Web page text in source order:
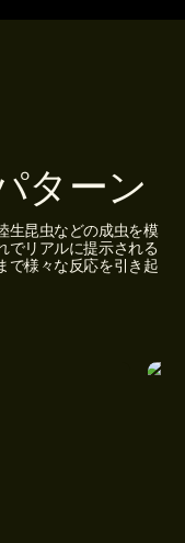
ターン
生昆虫などの成虫を模
でリアルに提示される
で様々な反応を引き起